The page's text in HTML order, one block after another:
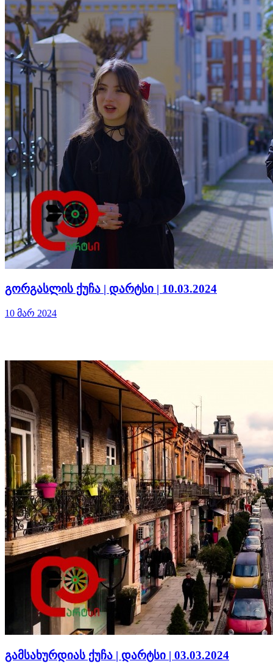
გორგასლის ქუჩა | დარტსი | 10.03.2024
10 მარ 2024
გამსახურდიას ქუჩა | დარტსი | 03.03.2024